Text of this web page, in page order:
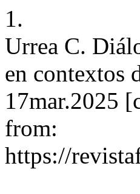
1.
Urrea C.
en contextos
17mar.2025
from:
https://